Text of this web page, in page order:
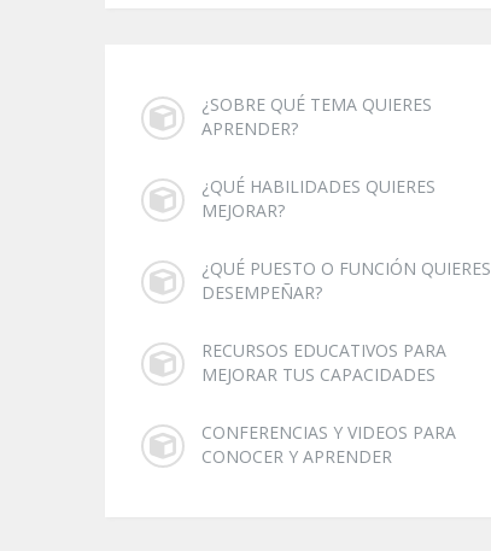
¿SOBRE QUÉ TEMA QUIERES
APRENDER?
¿QUÉ HABILIDADES QUIERES
MEJORAR?
¿QUÉ PUESTO O FUNCIÓN QUIERES
DESEMPEÑAR?
RECURSOS EDUCATIVOS PARA
MEJORAR TUS CAPACIDADES
CONFERENCIAS Y VIDEOS PARA
CONOCER Y APRENDER